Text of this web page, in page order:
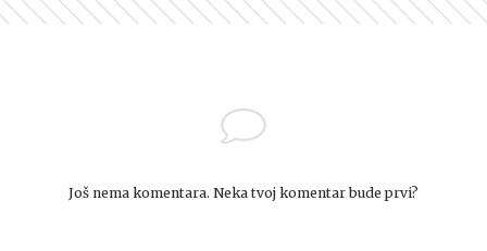
Još nema komentara. Neka tvoj komentar bude prvi?